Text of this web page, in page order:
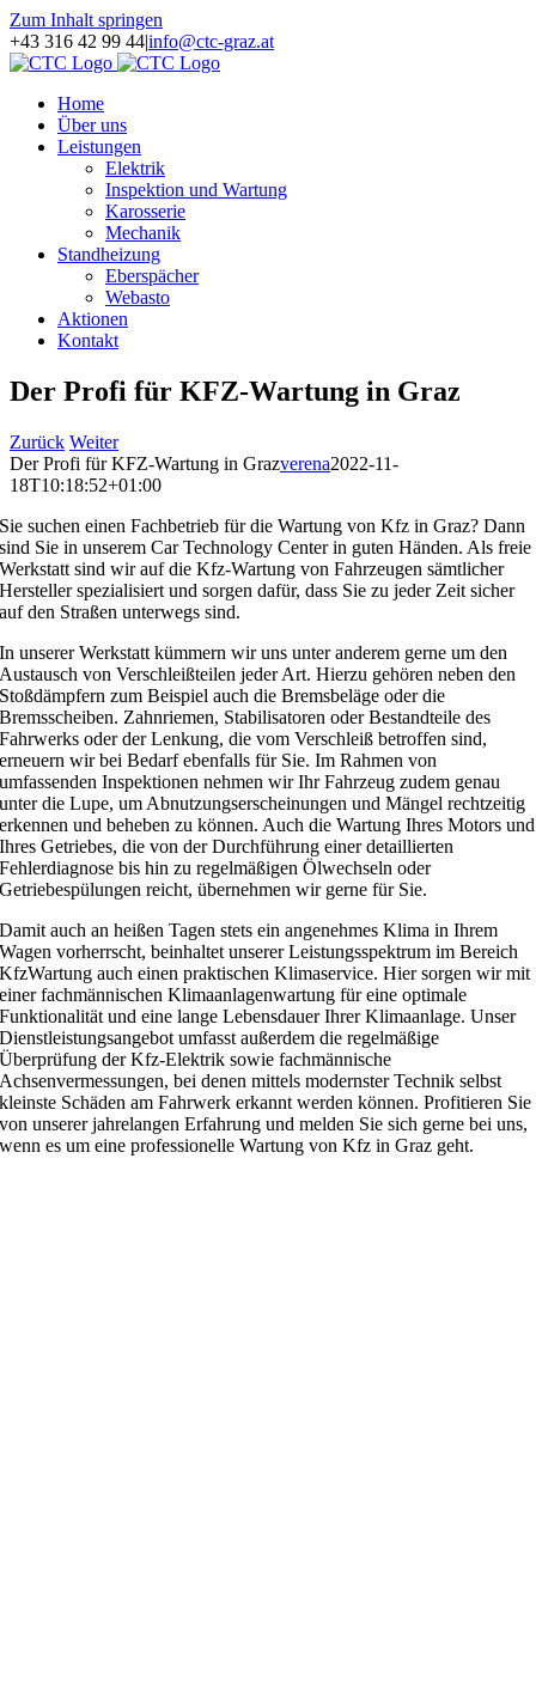
Zum Inhalt springen
+43 316 42 99 44|info@ctc-graz.at
Home
Über uns
Leistungen
Elektrik
Inspektion und Wartung
Karosserie
Mechanik
Standheizung
Eberspächer
Webasto
Aktionen
Kontakt
Der Profi für KFZ-Wartung in Graz
Zurück Weiter
Der Profi für KFZ-Wartung in Grazverena2022-11-
18T10:18:52+01:00
Sie suchen einen Fachbetrieb für die Wartung von Kfz in Graz? Dann
sind Sie in unserem Car Technology Center in guten Händen. Als freie
Werkstatt sind wir auf die Kfz-Wartung von Fahrzeugen sämtlicher
Hersteller spezialisiert und sorgen dafür, dass Sie zu jeder Zeit sicher
auf den Straßen unterwegs sind.
In unserer Werkstatt kümmern wir uns unter anderem gerne um den
Austausch von Verschleißteilen jeder Art. Hierzu gehören neben den
Stoßdämpfern zum Beispiel auch die Bremsbeläge oder die
Bremsscheiben. Zahnriemen, Stabilisatoren oder Bestandteile des
Fahrwerks oder der Lenkung, die vom Verschleiß betroffen sind,
erneuern wir bei Bedarf ebenfalls für Sie. Im Rahmen von
umfassenden Inspektionen nehmen wir Ihr Fahrzeug zudem genau
unter die Lupe, um Abnutzungserscheinungen und Mängel rechtzeitig
erkennen und beheben zu können. Auch die Wartung Ihres Motors und
Ihres Getriebes, die von der Durchführung einer detaillierten
Fehlerdiagnose bis hin zu regelmäßigen Ölwechseln oder
Getriebespülungen reicht, übernehmen wir gerne für Sie.
Damit auch an heißen Tagen stets ein angenehmes Klima in Ihrem
Wagen vorherrscht, beinhaltet unserer Leistungsspektrum im Bereich
KfzWartung auch einen praktischen Klimaservice. Hier sorgen wir mit
einer fachmännischen Klimaanlagenwartung für eine optimale
Funktionalität und eine lange Lebensdauer Ihrer Klimaanlage. Unser
Dienstleistungsangebot umfasst außerdem die regelmäßige
Überprüfung der Kfz-Elektrik sowie fachmännische
Achsenvermessungen, bei denen mittels modernster Technik selbst
kleinste Schäden am Fahrwerk erkannt werden können. Profitieren Sie
von unserer jahrelangen Erfahrung und melden Sie sich gerne bei uns,
wenn es um eine professionelle Wartung von Kfz in Graz geht.